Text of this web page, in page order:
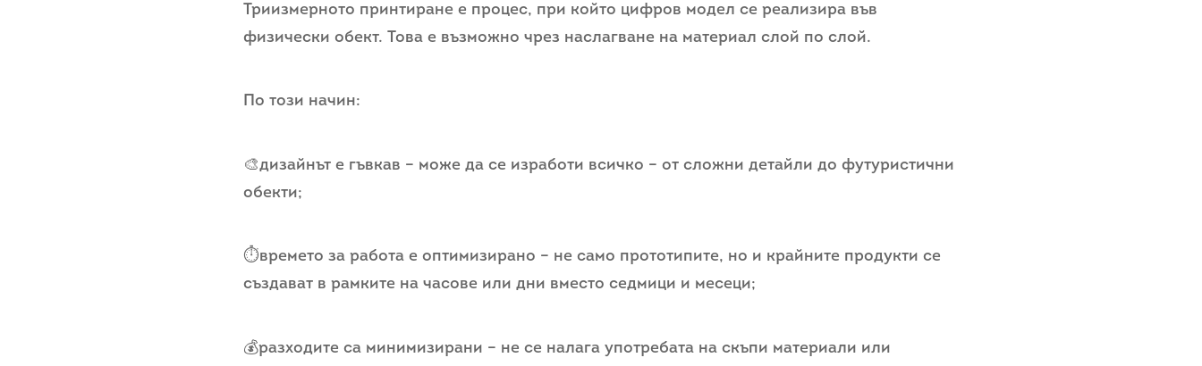
Триизмерното принтиране е процес, при който цифров модел се реализира във
физически обект. Това е възможно чрез наслагване на материал слой по слой.
По този начин:
🎨дизайнът е гъвкав – може да се изработи всичко – от сложни детайли до футуристични
обекти;
⏱️времето за работа е оптимизирано – не само прототипите, но и крайните продукти се
създават в рамките на часове или дни вместо седмици и месеци;
💰разходите са минимизирани – не се налага употребата на скъпи материали или